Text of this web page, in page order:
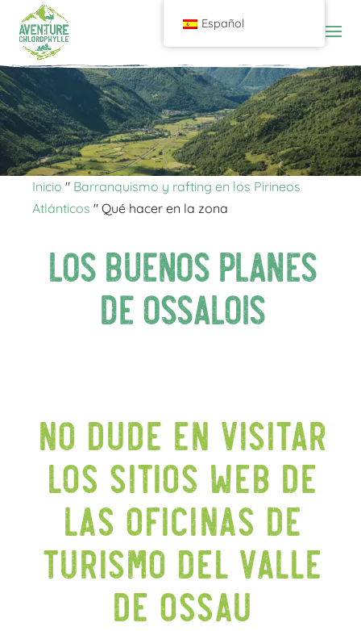
Inicio " Barranquismo y rafting en los Pirineos
Atlánticos "Qué hacer en la zona
Los buenos planes
de Ossalois
No dude en visitar
los sitios web de
las oficinas de
turismo del valle
de Ossau
Español